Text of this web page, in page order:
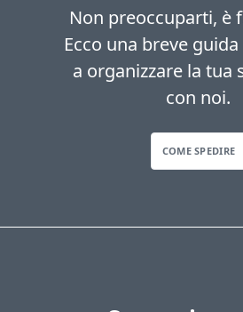
Non preoccuparti, è
Ecco una breve
a organizzare la tua
con noi.
COME SPEDIRE